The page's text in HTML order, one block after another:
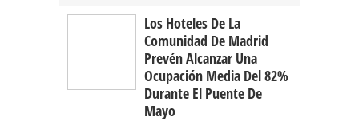
Los Hoteles De La
Comunidad De Madrid
Prevén Alcanzar Una
Ocupación Media Del 82%
Durante El Puente De
Mayo